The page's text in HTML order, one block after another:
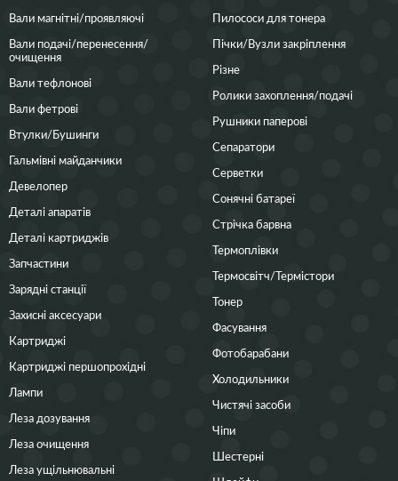
Вали магнітні/проявляючі
Вали подачі/перенесення/
очищення
Вали тефлонові
Вали фетрові
Втулки/Бушинги
Гальмівні майданчики
Девелопер
Деталі апаратів
Деталі картриджів
Запчастини
Зарядні станції
Захисні аксесуари
Картриджі
Картриджі першопрохідні
Лампи
Леза дозування
Леза очищення
Леза ущільнювальні
Пилососи для тонера
Пічки/Вузли закріплення
Різне
Ролики захоплення/подачі
Рушники паперові
Сепаратори
Серветки
Сонячні батареї
Стрічка барвна
Термоплівки
Термосвітч/Термістори
Тонер
Фасування
Фотобарабани
Холодильники
Чистячі засоби
Чіпи
Шестерні